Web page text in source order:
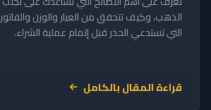
الذهب، وكيف تتحقق من العيار والوزن
التي تستدعي الحذر قبل إتمام عملية الشراء.
قراءة المقال بالكامل